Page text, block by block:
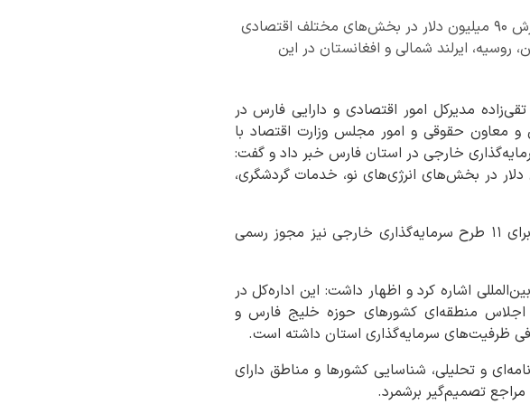
استان فارس در سال ۱۴۰۴، موفق به اخذ ۱۵ مجوز سرمایه‌گذاری خارجی به ارزش ۹۰ میلیون دلار در بخش‌های مختلف اقتصادی
روسیه، ایرلند شمالی و افغانستان در این
مدیرکل امور اقتصادی و دارایی فارس در
معاون حقوقی و امور مجلس وزارت اقتصاد با
خارجی در استان فارس خبر داد و گفت:
مجموع ۱۵ مجوز سرمایه‌گذاری خارجی به ارزش ۹۰ میلیون دلار در بخش‌های انرژی‌های نو، خدمات گردشگری،
وی افزود: تاکنون بیش از ۱۰.۴ میلیون دلار سرمایه واردشده و جذب‌شده و برای ۱۱ طرح سرمایه‌گذاری خارجی نیز مجوز رسمی
اشاره کرد و اظهار داشت: این اداره‌کل در
اجلاس منطقه‌ای کشورهای حوزه خلیج فارس و
ظرفیت‌های سرمایه‌گذاری استان داشته است.
و تحلیلی، شناسایی کشورها و مناطق دارای
تصمیم‌گیر برشمرد.